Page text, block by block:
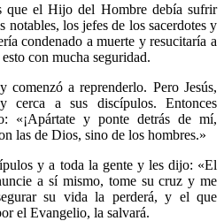
que el Hijo del Hombre debía sufrir
notables, los jefes de los sacerdotes y
condenado a muerte y resucitaría a
con mucha seguridad.
comenzó a reprenderlo. Pero Jesús,
cerca a sus discípulos. Entonces
«¡Apártate y ponte detrás de mí,
las de Dios, sino de los hombres.»
y a toda la gente y les dijo: «El
a sí mismo, tome su cruz y me
su vida la perderá, y el que
el Evangelio, la salvará.